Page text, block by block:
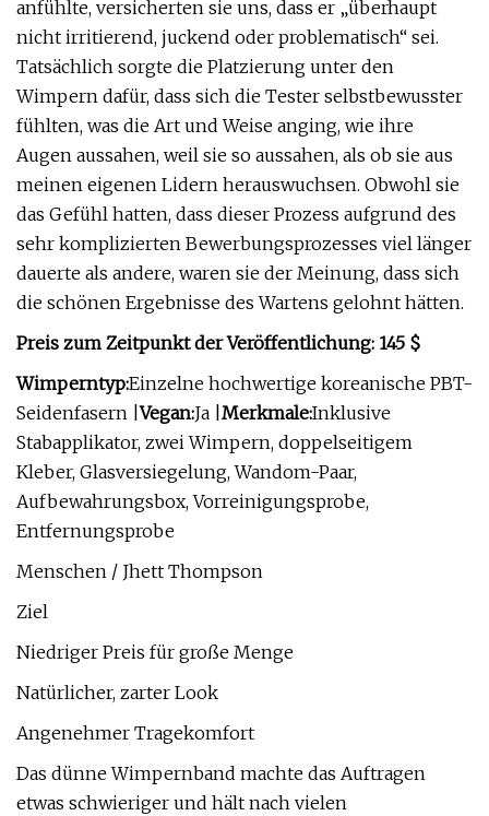
anfühlte, versicherten sie uns, dass er „überhaupt
nicht irritierend, juckend oder problematisch“ sei.
Tatsächlich sorgte die Platzierung unter den
Wimpern dafür, dass sich die Tester selbstbewusster
fühlten, was die Art und Weise anging, wie ihre
Augen aussahen, weil sie so aussahen, als ob sie aus
meinen eigenen Lidern herauswuchsen. Obwohl sie
das Gefühl hatten, dass dieser Prozess aufgrund des
sehr komplizierten Bewerbungsprozesses viel länger
dauerte als andere, waren sie der Meinung, dass sich
die schönen Ergebnisse des Wartens gelohnt hätten.
Preis zum Zeitpunkt der Veröffentlichung: 145 $
Wimperntyp:Einzelne hochwertige koreanische PBT-
Seidenfasern |Vegan:Ja | Merkmale:Inklusive
Stabapplikator, zwei Wimpern, doppelseitigem
Kleber, Glasversiegelung, Wandom-Paar,
Aufbewahrungsbox, Vorreinigungsprobe,
Entfernungsprobe
Menschen / Jhett Thompson
Ziel
Niedriger Preis für große Menge
Natürlicher, zarter Look
Angenehmer Tragekomfort
Das dünne Wimpernband machte das Auftragen
etwas schwieriger und hält nach vielen